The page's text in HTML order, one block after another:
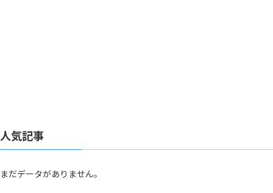
人気記事
まだデータがありません。